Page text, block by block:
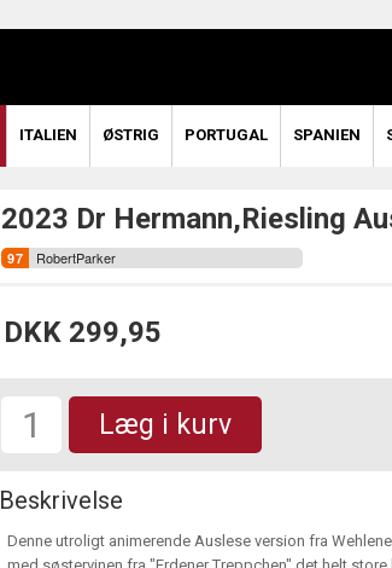
ITALIEN ØSTRIG PORTUGAL SPANIEN
2023 Dr Hermann,Riesling
RobertParker
DKK 299,95
Læg i kurv
Beskrivelse
Denne utroligt animerende Auslese version fra